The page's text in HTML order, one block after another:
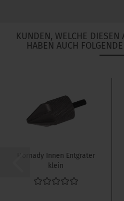
KUNDEN, WELCHE DIESEN
HABEN AUCH
Hornady Innen Entgrater
klein